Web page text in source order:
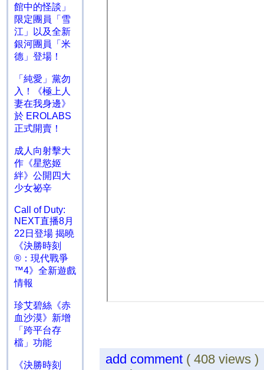
館中的怪談」
限定團員「雪
江」以及全新
銀河團員「米
德」登場！
「純愛」黨勿
入！《極上人
妻在我身邊》
於 EROLABS
正式開賣！
成人向射擊大
作《星慾姬
絆》公開四大
少女祕辛
Call of Duty:
NEXT直播8月
22日登場 揭曉
《決勝時刻
®：現代戰爭
™4》全新遊戲
情報
珍艾碧絲《赤
血沙漠》新增
「跨平台存
檔」功能
《決勝時刻 add comment ( 408